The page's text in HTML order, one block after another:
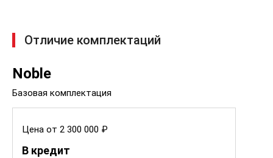
Отличие комплектаций
Noble
Базовая комплектация
Цена от 2 300 000 ₽
В кредит